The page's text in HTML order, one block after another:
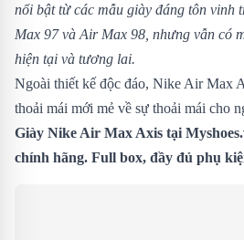
nổi bật từ các mẫu giày đáng tôn vinh
Max 97 và Air Max 98, nhưng vẫn có
hiện tại và tương lai.
Ngoài thiết kế độc đáo, Nike Air Max
thoải mái mới mẻ về sự thoải mái cho
Giày Nike Air Max Axis tại
chính hãng. Full box, đầy đủ phụ